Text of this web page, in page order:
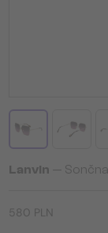
Lanvin —
580 PLN